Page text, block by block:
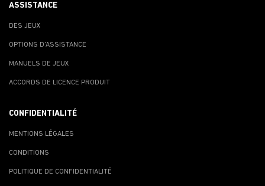
ASSISTANCE
DES JEUX
OPTIONS D'ASSISTANCE
MANUELS DE JEUX
ACCORDS DE LICENCE PRODUIT
CONFIDENTIALITÉ
MENTIONS LÉGALES
CONDITIONS
POLITIQUE DE CONFIDENTIALITÉ